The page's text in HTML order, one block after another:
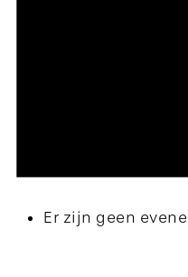
Er zijn geen